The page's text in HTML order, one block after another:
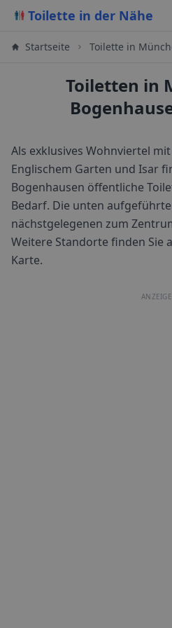
Toilette in der Nähe
Startseite Toilette in
Toiletten in
Als exklusives Wohnviertel
Englischem Garten und Isar
Bogenhausen öffentliche
Bedarf. Die unten
nächstgelegenen zum
Weitere Standorte finden Sie
Karte.
ANZEIGE